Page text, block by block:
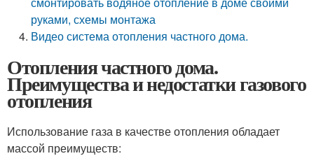
руками, схемы монтажа
Видео система отопления частного дома.
Отопления частного дома.
Преимущества и недостатки газового
отопления
Использование газа в качестве отопления обладает
массой преимуществ: